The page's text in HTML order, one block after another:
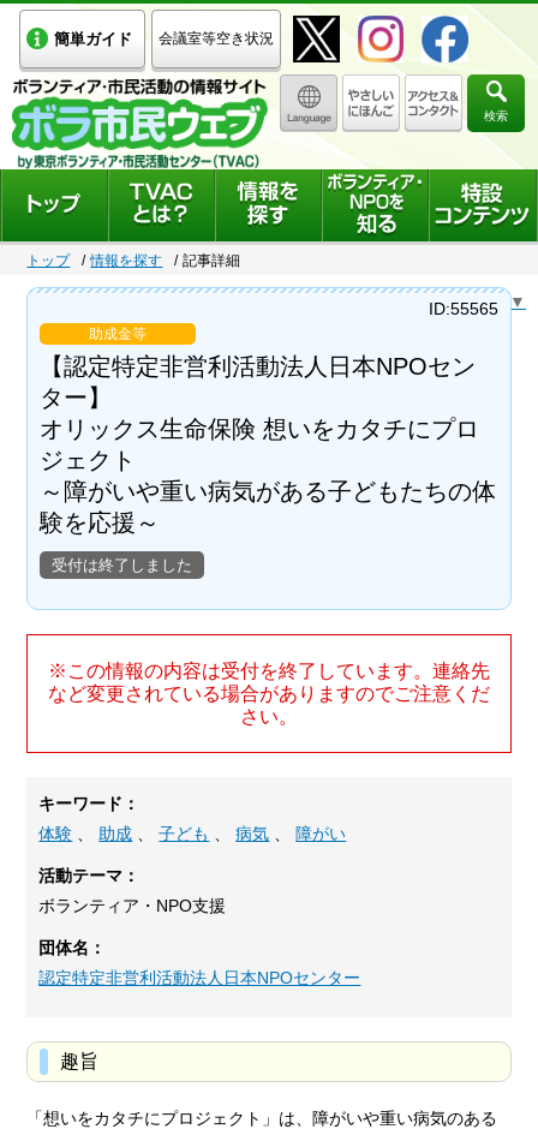
簡単ガイド 会議室等空き状況
検索
トップ 情報を探す 記事詳細
Select Language ▼
助成金等
【認定特定非営利活動法人日本NPOセン
ター】
オリックス生命保険 想いをカタチにプロ
ジェクト
～障がいや重い病気がある子どもたちの体
験を応援～
受付は終了しました
ID:55565
※この情報の内容は受付を終了しています。連絡先
など変更されている場合がありますのでご注意くだ
さい。
キーワード：
体験
助成 、子ども 、病気 障がい
活動テーマ：
ボランティア・NPO支援
団体名：
認定特定非営利活動法人日本NPOセンター
趣旨
「想いをカタチにプロジェクト」は、障がいや重い病気のある